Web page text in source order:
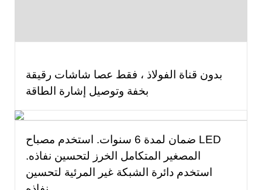
بدون قناة الفولاذ ، فقط عصا شاشات رقيقة
بخفة وتوصيل إشارة الطاقة
ضمان لمدة 6 سنوات. استخدم مصباح LED
المصغير المتكامل
الخرز لتحسين نفاذه.
استخدم دائرة الشبكة غير المرئية لتحسين